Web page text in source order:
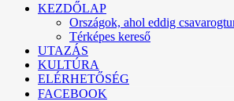
KEZDŐLAP
Országok, ahol eddig
Térképes kereső
UTAZÁS
KULTÚRA
ELÉRHETŐSÉG
FACEBOOK